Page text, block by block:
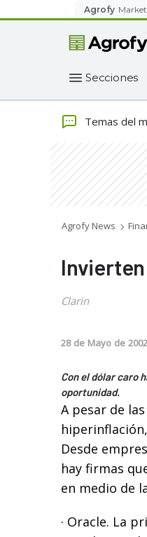
Agrofy Market
Secciones
Temas del
Agrofy News
Clarin
28 de Mayo de 2002
Con el dólar caro
oportunidad.
A pesar de
Desde
hay firmas
en medio de
· Oracle. La